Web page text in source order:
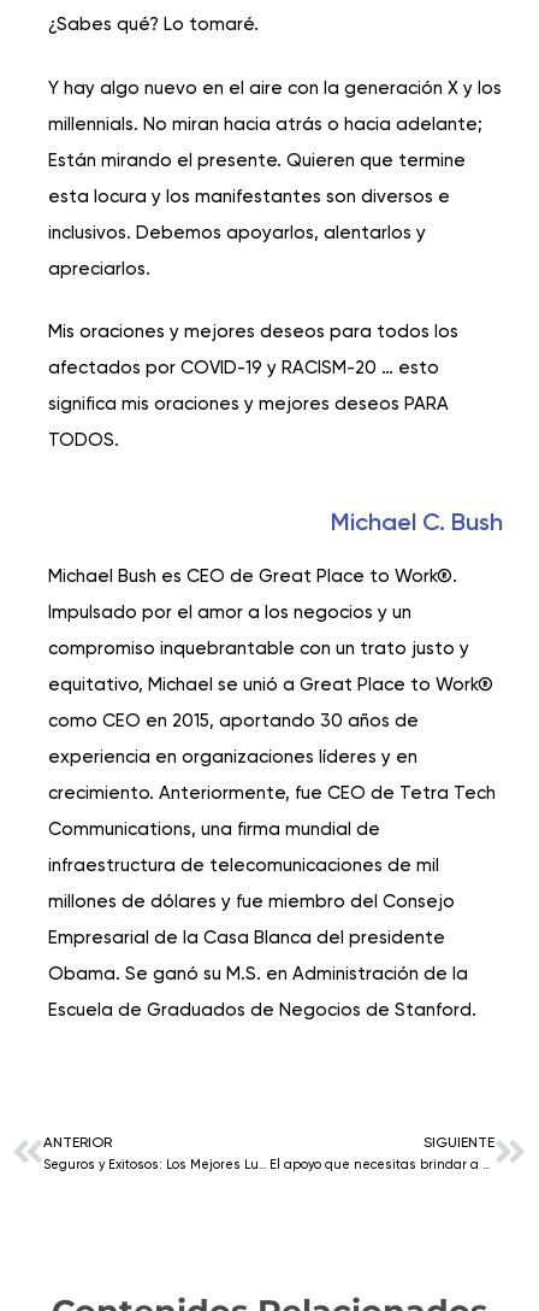
¿Sabes qué? Lo tomaré.
Y hay algo nuevo en el aire con la generación X y los
millennials. No miran hacia atrás o hacia adelante;
Están mirando el presente. Quieren que termine
esta locura y los manifestantes son diversos e
inclusivos. Debemos apoyarlos, alentarlos y
apreciarlos.
Mis oraciones y mejores deseos para todos los
afectados por COVID-19 y RACISM-20 … esto
significa mis oraciones y mejores deseos PARA
TODOS.
Michael C. Bush
Michael Bush es CEO de Great Place to Work®.
Impulsado por el amor a los negocios y un
compromiso inquebrantable con un trato justo y
equitativo, Michael se unió a Great Place to Work®
como CEO en 2015, aportando 30 años de
experiencia en organizaciones líderes y en
crecimiento. Anteriormente, fue CEO de Tetra Tech
Communications, una firma mundial de
infraestructura de telecomunicaciones de mil
millones de dólares y fue miembro del Consejo
Empresarial de la Casa Blanca del presidente
Obama. Se ganó su M.S. en Administración de la
Escuela de Graduados de Negocios de Stanford.
ANTERIOR
Seguros y Exitosos: Los Mejores Lugares para Trabajar® en América Latina en 2020.
SIGUIENTE
El apoyo que necesitas brindar a tus empleados de raza negra hoy.